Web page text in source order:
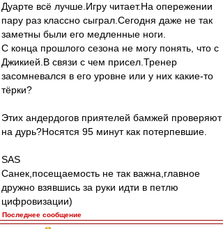
Дуарте всё лучше.Игру читает.На опережении
пару раз классно сыграл.Сегодня даже не так
заметны были его медленные ноги.
С конца прошлого сезона не могу понять, что с
Джикией.В связи с чем присел.Тренер
засомневался в его уровне или у них какие-то
тёрки?
Этих андердогов приятелей бамжей проверяют
на дурь?Носятся 95 минут как потерпевшие.
SAS
Санек,посещаемость не так важна,главное
дружно взявшись за руки идти в петлю
цифровизации)
Последнее сообщение